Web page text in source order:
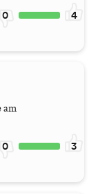
0 4
am
0 3